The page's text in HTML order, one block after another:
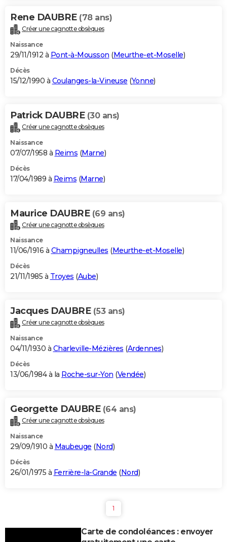
Rene DAUBRE (78 ans)
Créer une cagnotte obsèques
Naissance
29/11/1912 à Pont-à-Mousson (Meurthe-et-Moselle)
Décès
15/12/1990 à Coulanges-la-Vineuse (Yonne)
Patrick DAUBRE (30 ans)
Créer une cagnotte obsèques
Naissance
07/07/1958 à Reims (Marne)
Décès
17/04/1989 à Reims (Marne)
Maurice DAUBRE (69 ans)
Créer une cagnotte obsèques
Naissance
11/06/1916 à Champigneulles (Meurthe-et-Moselle)
Décès
21/11/1985 à Troyes (Aube)
Jacques DAUBRE (53 ans)
Créer une cagnotte obsèques
Naissance
04/11/1930 à Charleville-Mézières (Ardennes)
Décès
13/06/1984 à la Roche-sur-Yon (Vendée)
Georgette DAUBRE (64 ans)
Créer une cagnotte obsèques
Naissance
29/09/1910 à Maubeuge (Nord)
Décès
26/01/1975 à Ferrière-la-Grande (Nord)
1
Carte de condoléances : envoyer